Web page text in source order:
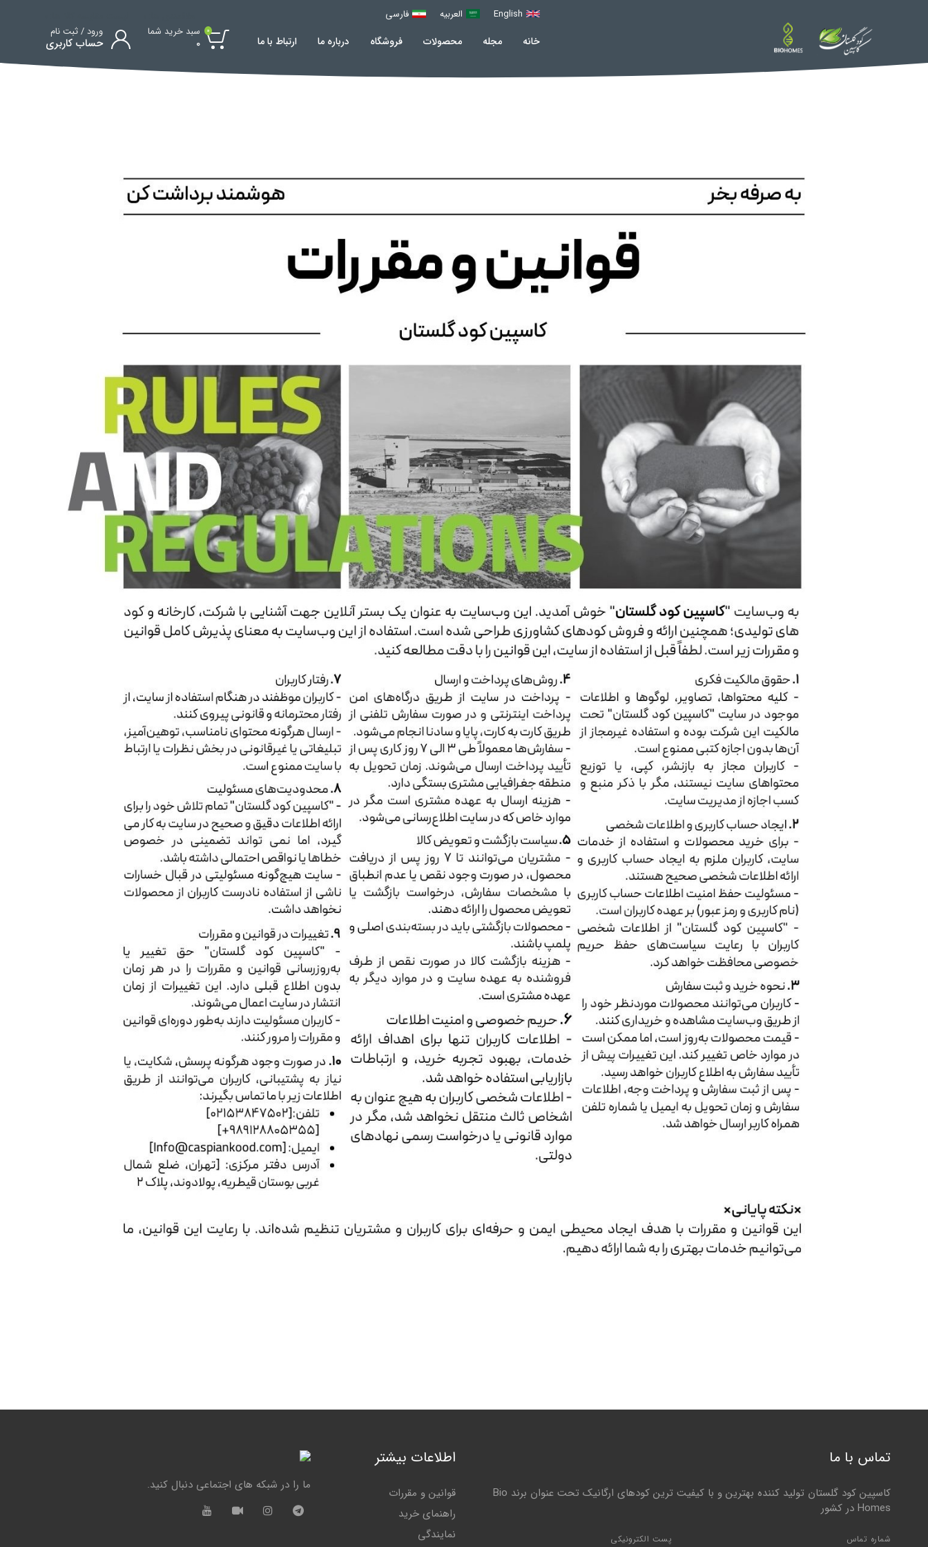
English العربیه فارسی
خانه مجله محصولات فروشگاه درباره ما ارتباط با ما
ورود / ثبت نام
حساب کاربری
0 سبد خرید شما
0
تماس با ما
کاسپین کود گلستان تولید کننده بهترین و با کیفیت ترین کودهای ارگانیک تحت عنوان برند Bio
Homes در کشور
شماره تماس پست الکترونیکی
اطلاعات بیشتر
قوانین و مقررات
راهنمای خرید
نمایندگی
ما را در شبکه های اجتماعی دنبال کنید.